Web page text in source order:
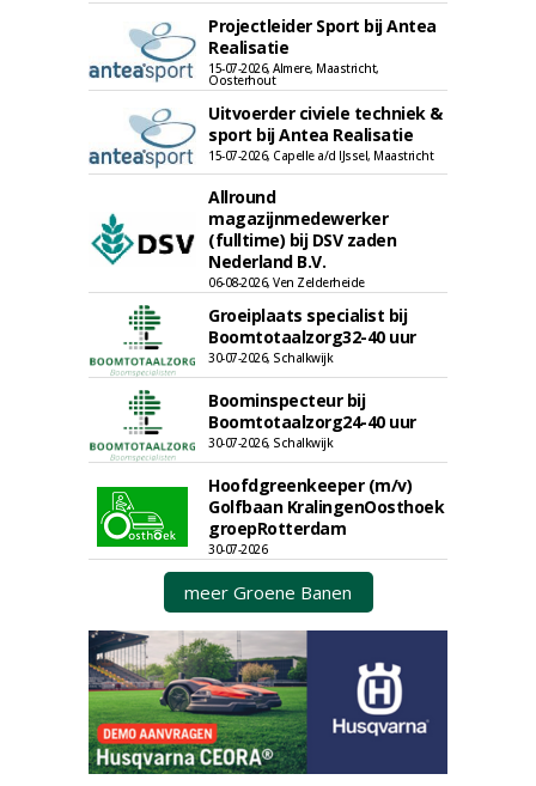
Projectleider Sport bij Antea
Realisatie
15-07-2026, Almere, Maastricht,
Oosterhout
Uitvoerder civiele techniek &
sport bij Antea Realisatie
15-07-2026, Capelle a/d IJssel, Maastricht
Allround
magazijnmedewerker
(fulltime) bij DSV zaden
Nederland B.V.
06-08-2026, Ven Zelderheide
Groeiplaats specialist bij
Boomtotaalzorg32-40 uur
30-07-2026, Schalkwijk
Boominspecteur bij
Boomtotaalzorg24-40 uur
30-07-2026, Schalkwijk
Hoofdgreenkeeper (m/v)
Golfbaan KralingenOosthoek
groepRotterdam
30-07-2026
meer Groene Banen